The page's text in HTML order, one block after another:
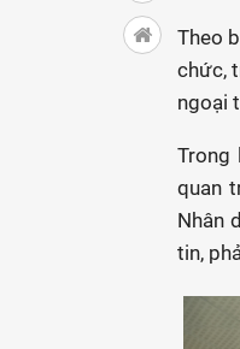
Theo
chức,
ngoại
Trong
quan
Nhân
tin,